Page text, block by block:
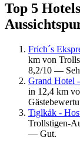
Top 5
Frich´s
km von
8,2/10 —
Grand Hotel
in 12,4 km
Tiglkåk -
Trollstigen-
— Gut.